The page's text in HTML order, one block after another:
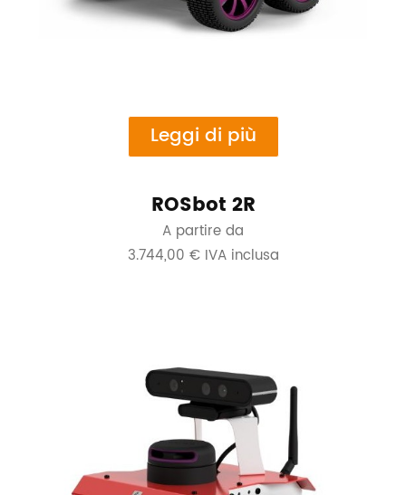
Leggi di più
ROSbot 2R
A partire da
3.744,00 € IVA inclusa